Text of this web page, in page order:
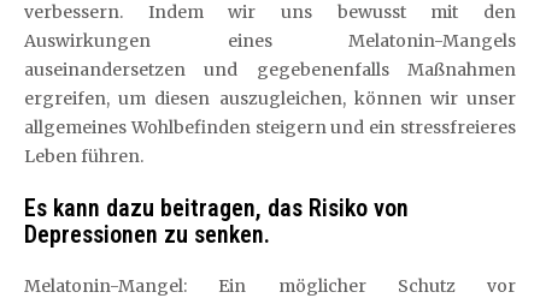
verbessern. Indem wir uns bewusst mit den
Auswirkungen eines Melatonin-Mangels
auseinandersetzen und gegebenenfalls Maßnahmen
ergreifen, um diesen auszugleichen, können wir unser
allgemeines Wohlbefinden steigern und ein stressfreieres
Leben führen.
Es kann dazu beitragen, das Risiko von
Depressionen zu senken.
Melatonin-Mangel: Ein möglicher Schutz vor